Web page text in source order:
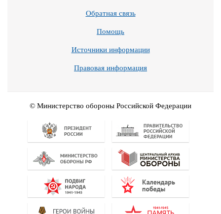
Обратная связь
Помощь
Источники информации
Правовая информация
© Министерство обороны Российской Федерации